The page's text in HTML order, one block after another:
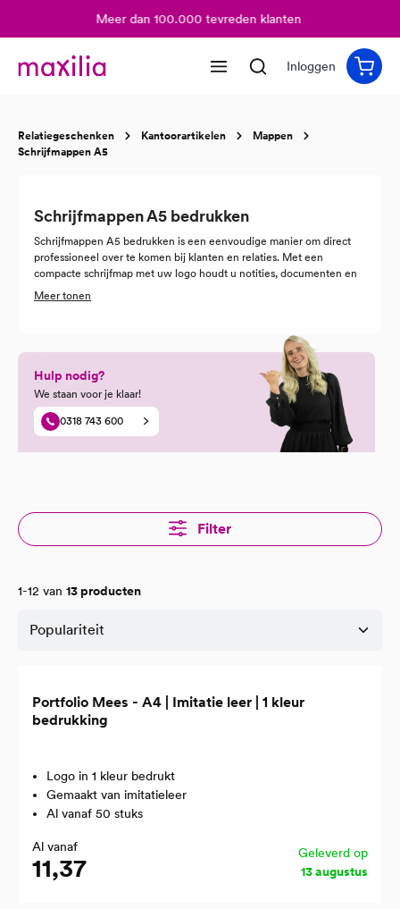
Meer dan 100.000 tevreden klanten
Inloggen
Relatiegeschenken Kantoorartikelen
Mappen
Schrijfmappen A5
Schrijfmappen A5 bedrukken
Schrijfmappen A5 bedrukken is een eenvoudige manier om direct
professioneel over te komen bij klanten en relaties. Met een
compacte schrijfmap met uw logo houdt u notities, documenten en
visitekaartjes overzichtelijk bij elkaar, terwijl uw merk steeds in beeld
en uw huisstijl. Van een eenvoudig model voor dagelijks gebruik tot
een luxe uitvoering als premium relatiegeschenk, wij begeleiden u
vanaf het eerste idee tot en met de levering.
Meer tonen
Hulp nodig?
We staan voor je klaar!
0318 743 600
Filter
1-12 van 13 producten
Portfolio Mees - A4 | Imitatie leer | 1 kleur
bedrukking
Logo in 1 kleur bedrukt
Gemaakt van imitatieleer
Al vanaf 50 stuks
Al vanaf
11,37
Geleverd op
13 augustus